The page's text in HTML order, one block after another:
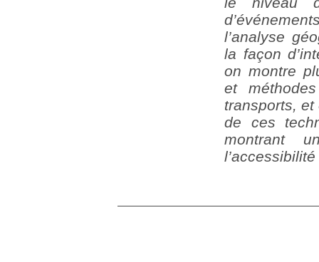
l’analyse
la façon
on montre
et
transports, et
de ces
montrant